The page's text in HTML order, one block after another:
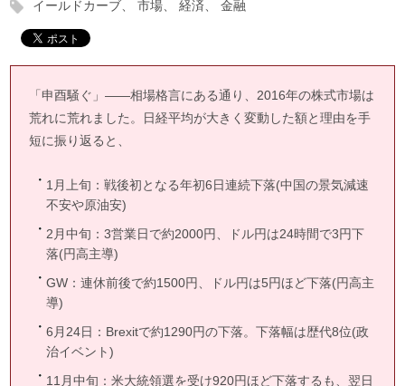
イールドカーブ 市場 経済 金融
「申酉騒ぐ」――相場格言にある通り、2016年の株式市場は
荒れに荒れました。日経平均が大きく変動した額と理由を手
短に振り返ると、
1月上旬：戦後初となる年初6日連続下落(中国の景気減速
不安や原油安)
2月中旬：3営業日で約2000円、ドル円は24時間で3円下
落(円高主導)
GW：連休前後で約1500円、ドル円は5円ほど下落(円高主
導)
6月24日：Brexitで約1290円の下落。下落幅は歴代8位(政
治イベント)
11月中旬：米大統領選を受け920円ほど下落するも、翌日